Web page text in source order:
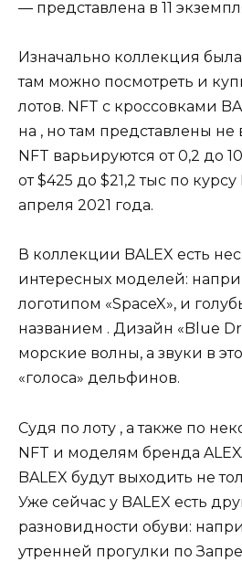
— представлена в 11
Изначально коллекция
там можно посмотреть и
лотов. NFT с кроссовками
на , но там представлены не
NFT варьируются от 0,2 до
от $425 до $21,2 тыс по
апреля 2021 года.
В коллекции BALEX есть
интересных моделей:
логотипом «SpaceX», и
названием . Дизайн «Blue
морские волны, а звуки в
«голоса» дельфинов.
Судя по лоту , а также по
NFT и моделям бренда
BALEX будут выходить не
Уже сейчас у BALEX есть
разновидности обуви:
утренней прогулки по